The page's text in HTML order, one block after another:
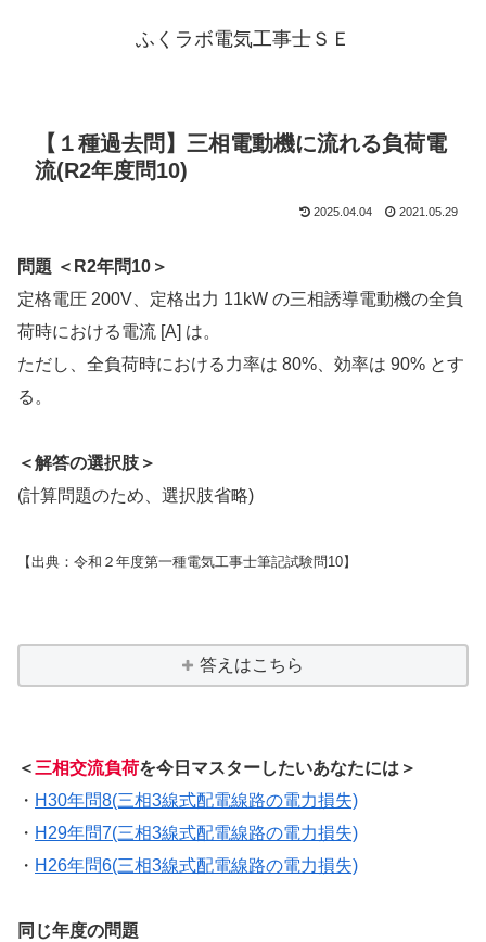
ふくラボ電気工事士ＳＥ
【１種過去問】三相電動機に流れる負荷電
流(R2年度問10)
2025.04.04 2021.05.29
問題 ＜R2年問10＞
定格電圧 200V、定格出力 11kW の三相誘導電動機の全負
荷時における電流 [A] は。
ただし、全負荷時における力率は 80%、効率は 90% とす
る。
＜解答の選択肢＞
(計算問題のため、選択肢省略)
【出典：令和２年度第一種電気工事士筆記試験問10】
答えはこちら
＜ 三相交流負荷を今日マスターしたいあなたには＞
・ H30年問8(三相3線式配電線路の電力損失)
・ H29年問7(三相3線式配電線路の電力損失)
・ H26年問6(三相3線式配電線路の電力損失)
同じ年度の問題